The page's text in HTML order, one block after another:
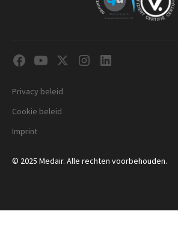
© 2025 Medair. Alle rechten voorbehouden.
Privacy beleid
Cookie beleid
Imprint